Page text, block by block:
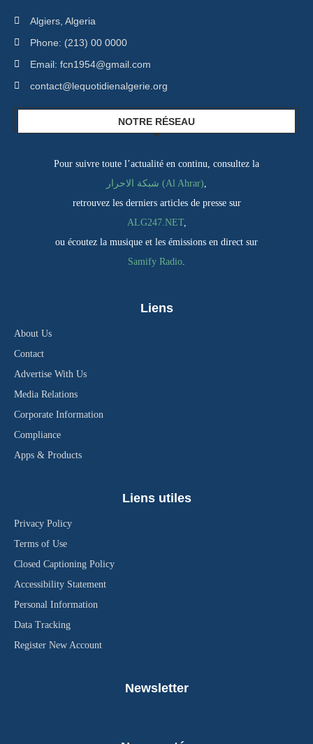
Algiers, Algeria
Phone: (213) 00 0000
Email: fcn1954@gmail.com
contact@lequotidienalgerie.org
NOTRE RÉSEAU
Pour suivre toute l’actualité en continu, consultez la
شبكة الاحرار (Al Ahrar),
retrouvez les derniers articles de presse sur
ALG247.NET,
ou écoutez la musique et les émissions en direct sur
Samify Radio.
Liens
About Us
Contact
Advertise With Us
Media Relations
Corporate Information
Compliance
Apps & Products
Liens utiles
Privacy Policy
Terms of Use
Closed Captioning Policy
Accessibility Statement
Personal Information
Data Tracking
Register New Account
Newsletter